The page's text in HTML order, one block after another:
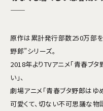
——
原作は累計発行部数250万部
野郎”シリーズ。
2018年よりTVアニメ「青春ブ
い」、
劇場アニメ「青春ブタ野郎はゆ
可愛くて、切ない不可思議な物